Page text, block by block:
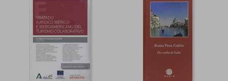
dcto.
45%
dcto.